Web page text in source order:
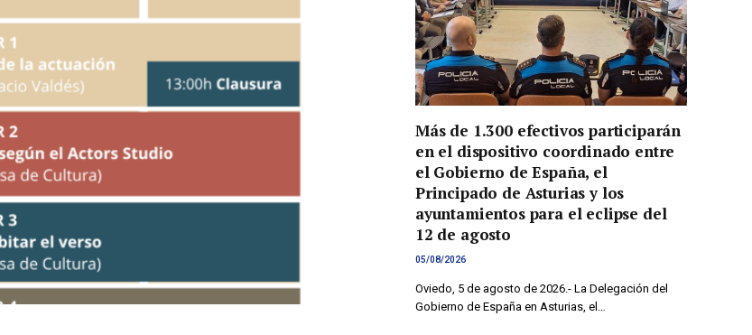
Más de 1.300 efectivos participarán
en el dispositivo coordinado entre
el Gobierno de España, el
Principado de Asturias y los
ayuntamientos para el eclipse del
12 de agosto
05/08/2026
Oviedo, 5 de agosto de 2026.- La Delegación del
Gobierno de España en Asturias, el…